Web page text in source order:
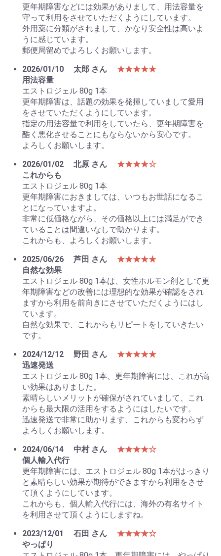
お買い物を続ける
更年期障害などには効果がありまして、用法容量を
守って利用をさせていただくようにしています。
外用薬に分類がされまして、かなり安全性は高いよ
うに感じています。
郵便局留めでよろしくお願いします。
2026/01/10
太郎 さん
★★★★★
用法容量
エストロジェル 80g 1本
更年期障害は、話題の効果を発揮していまして愛用
をさせていただくようにしています。
指定の用法容量で利用をしていたら、更年期障害を
酷く悪化させることにもならないから安心です。
よろしくお願いします。
2026/01/02
北原 さん
★★★★☆
これからも
エストロジェル 80g 1本
更年期障害におきましては、いつもお世話になるこ
とになっていますよ。
非常に低価格ながら、その価格以上には満足ができ
ていることは間違いなしで助かります。
これからも、よろしくお願いします。
2025/06/26
芦田 さん
★★★★★
自然な効果
エストロジェル 80g 1本は、女性ホルモン剤として更
年期障害などの改善には理想的な効果が確認をされ
ますから利用を前向きにさせていただくようにはし
ています。
自然な効果で、これからもリピートをしていきたい
です。
2024/12/12
野田 さん
★★★★★
迅速発送
エストロジェル 80g 1本、更年期障害には、これが高
い効果はありました。
素晴らしいメリットが確保がされていまして、これ
からも最大限の活用をするようにはしたいです。
迅速発送で非常に助かります、これからも変わらず
よろしくお願いします。
2024/06/14
中村 さん
★★★★☆
個人輸入代行
更年期障害には、エストロジェル 80g 1本がはっきり
と素晴らしい効果が期待ができますから利用をさせ
て頂くようにしています。
これからも、個人輸入代行には、海外の有名サイト
を利用させて頂くようにしますね。
2023/12/01
石田 さん
★★★★☆
やっぱり